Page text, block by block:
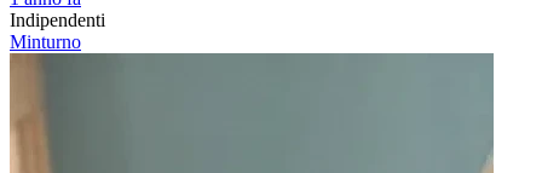
Indipendenti
Minturno